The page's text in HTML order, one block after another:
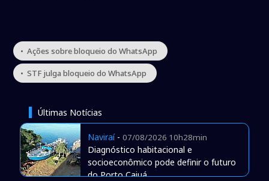
• Ações sobre bloqueio do WhatsApp
• STF julga bloqueio do WhatsApp
Últimas Notícias
Naviraí- 07/08/2026 10h28min
Diagnóstico habitacional e
socioeconômico pode definir o futuro
do Porto Caiuá